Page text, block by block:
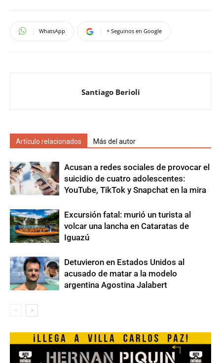
WhatsApp + Seguinos en Google
Santiago Berioli
Artículo relacionados Más del autor
Acusan a redes sociales de provocar el
suicidio de cuatro adolescentes:
YouTube, TikTok y Snapchat en la mira
Excursión fatal: murió un turista al
volcar una lancha en Cataratas de
Iguazú
Detuvieron en Estados Unidos al
acusado de matar a la modelo
argentina Agostina Jalabert